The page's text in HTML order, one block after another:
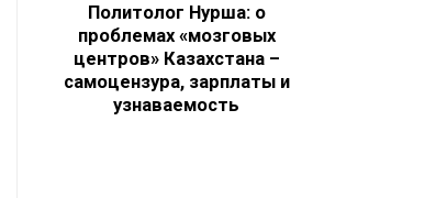
Политолог Нурша: о
проблемах «мозговых
центров» Казахстана –
самоцензура, зарплаты и
узнаваемость